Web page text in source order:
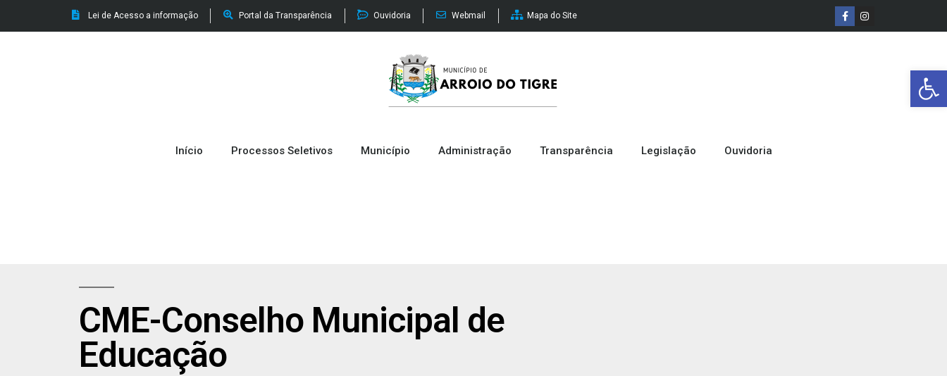
Barra de
Lei de Acesso a informação Portal da Transparência Ouvidoria Webmail Mapa do Site
Início Processos Seletivos Município Administração Transparência Legislação Ouvidoria
CME-Conselho Municipal de
Educação